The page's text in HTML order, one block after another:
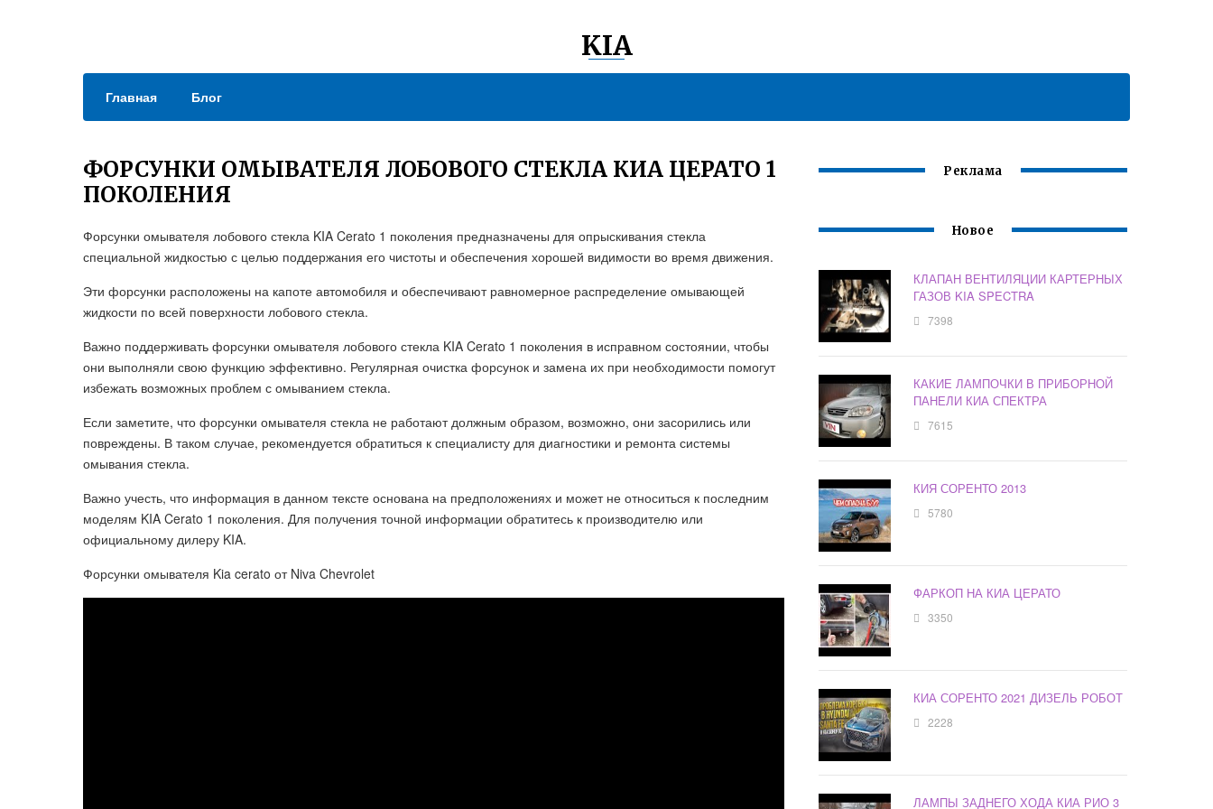
KIA
Главная Блог
ФОРСУНКИ ОМЫВАТЕЛЯ ЛОБОВОГО СТЕКЛА КИА ЦЕРАТО 1
ПОКОЛЕНИЯ
Форсунки омывателя лобового стекла KIA Cerato 1 поколения предназначены для опрыскивания стекла
специальной жидкостью с целью поддержания его чистоты и обеспечения хорошей видимости во время движения.
Эти форсунки расположены на капоте автомобиля и обеспечивают равномерное распределение омывающей
жидкости по всей поверхности лобового стекла.
Важно поддерживать форсунки омывателя лобового стекла KIA Cerato 1 поколения в исправном состоянии, чтобы
они выполняли свою функцию эффективно. Регулярная очистка форсунок и замена их при необходимости помогут
избежать возможных проблем с омыванием стекла.
Если заметите, что форсунки омывателя стекла не работают должным образом, возможно, они засорились или
повреждены. В таком случае, рекомендуется обратиться к специалисту для диагностики и ремонта системы
омывания стекла.
Важно учесть, что информация в данном тексте основана на предположениях и может не относиться к последним
моделям KIA Cerato 1 поколения. Для получения точной информации обратитесь к производителю или
официальному дилеру KIA.
Форсунки омывателя Kia cerato от Niva Chevrolet
Реклама
Новое
КЛАПАН ВЕНТИЛЯЦИИ КАРТЕРНЫХ
ГАЗОВ KIA SPECTRA
7398
КАКИЕ ЛАМПОЧКИ В ПРИБОРНОЙ
ПАНЕЛИ КИА СПЕКТРА
7615
КИЯ СОРЕНТО 2013
5780
ФАРКОП НА КИА ЦЕРАТО
3350
КИА СОРЕНТО 2021 ДИЗЕЛЬ РОБОТ
2228
ЛАМПЫ ЗАДНЕГО ХОДА КИА РИО 3